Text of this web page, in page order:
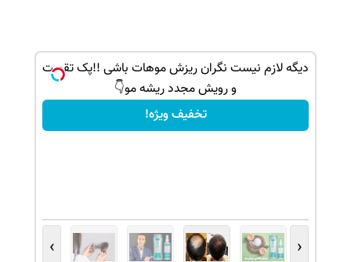
دیگه لازم نیست نگران ریزش موهات باشی !!پک تقویت
و رویش مجدد ریشه مو👇
تخفیف ویژه!
‹
›